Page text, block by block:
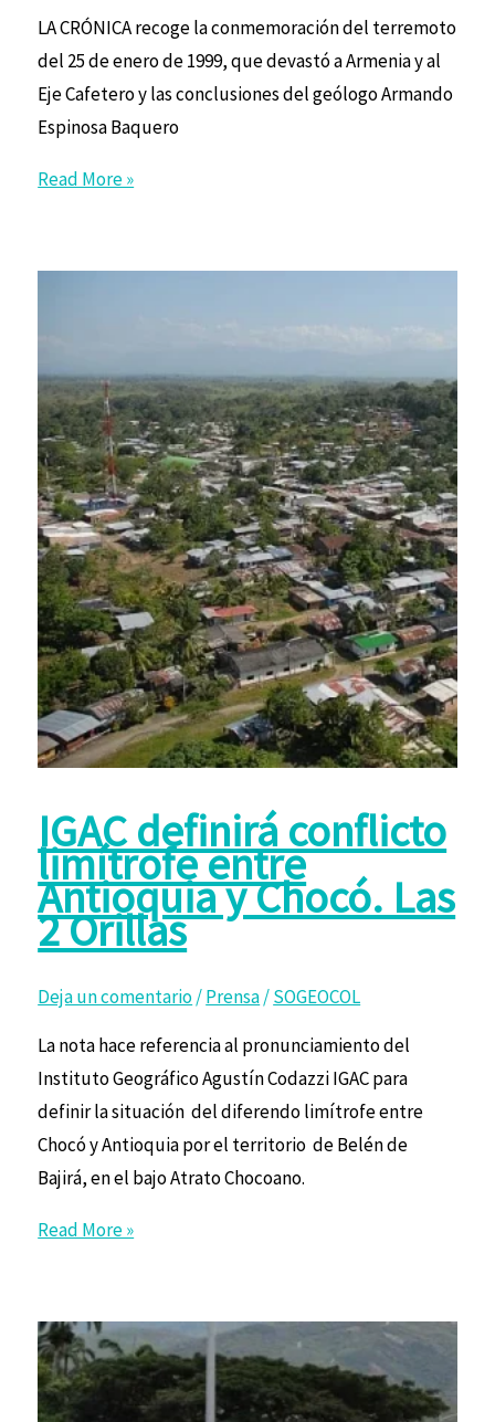
LA CRÓNICA recoge la conmemoración del terremoto
del 25 de enero de 1999, que devastó a Armenia y al
Eje Cafetero y las conclusiones del geólogo Armando
Espinosa Baquero
Read More »
IGAC definirá conflicto
limítrofe entre
Antioquia y Chocó. Las
2 Orillas
Deja un comentario/Prensa/SOGEOCOL
La nota hace referencia al pronunciamiento del
Instituto Geográfico Agustín Codazzi IGAC para
definir la situación del diferendo limítrofe entre
Chocó y Antioquia por el territorio de Belén de
Bajirá, en el bajo Atrato Chocoano.
Read More »